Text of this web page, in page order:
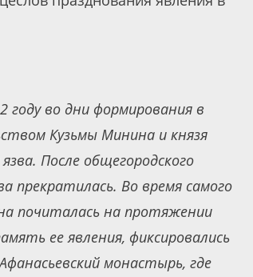
году во дни формирования в
Кузьмы Минина и князя
После общегородского
прекратилась. Во время самого
почиталась на протяжении
ее явления, фиксировались
монастырь, где